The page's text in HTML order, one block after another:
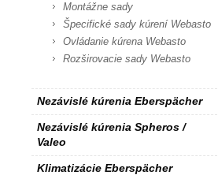
Montážne sady
Špecifické sady kúrení Webasto
Ovládanie kúrena Webasto
Rozširovacie sady Webasto
Nezávislé kúrenia Eberspächer
Nezávislé kúrenia Spheros /
Valeo
Klimatizácie Eberspächer